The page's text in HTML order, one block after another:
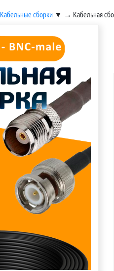
Кабельные сборки ▼ → Кабельная